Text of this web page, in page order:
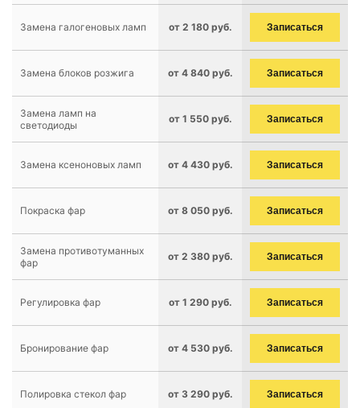
Замена галогеновых ламп от 2 180 руб. Записаться
Замена блоков розжига от 4 840 руб. Записаться
Замена ламп на
светодиоды
от 1 550 руб. Записаться
Замена ксеноновых ламп от 4 430 руб. Записаться
Покраска фар от 8 050 руб. Записаться
Замена противотуманных
фар
от 2 380 руб. Записаться
Регулировка фар от 1 290 руб. Записаться
Бронирование фар от 4 530 руб. Записаться
Полировка стекол фар от 3 290 руб. Записаться